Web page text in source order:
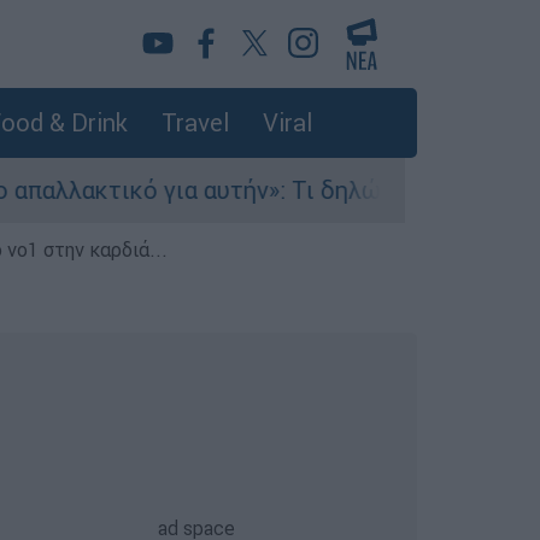
& Drink Travel Viral
για αυτήν»: Τι δηλώνει στο ethnos.gr ο
στην καρδιά...